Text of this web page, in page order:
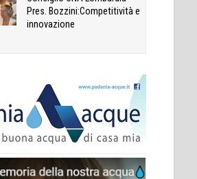
Pres. Bozzini:Competitività e
innovazione